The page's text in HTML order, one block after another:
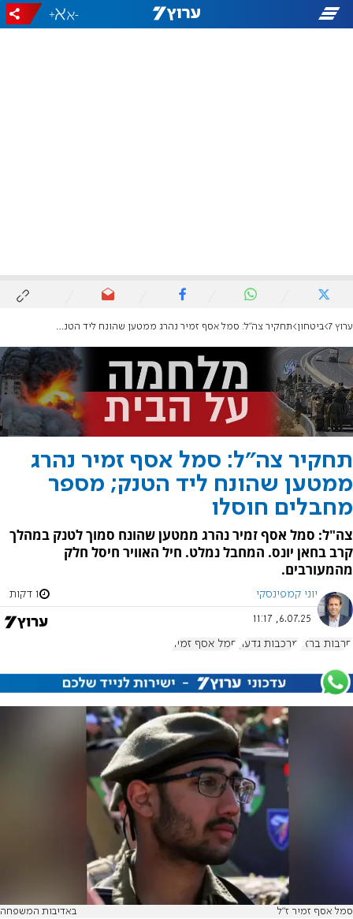
-
+
ערוץ 7 ביטחון תחקיר צה"ל: סמל אסף זמיר נהרג ממטען שהונח ליד הטנק; מספר מחבלים חוסלו
תחקיר צה"ל: סמל אסף זמיר נהרג
ממטען שהונח ליד הטנק; מספר
מחבלים חוסלו
צה"ל: סמל אסף זמיר נהרג ממטען שהונח סמוך לטנק במהלך
קרב בחאן יונס. המחבל נמלט. חיל האוויר חיסל חלק
מהמעורבים.
יוני קמפינסקי 1 דקות
6.07.25, 11:17
חרבות ברזל מרכבות גדעון סמל אסף זמיר
סמל אסף זמיר ז"ל באדיבות המשפחה